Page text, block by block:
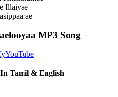
Illaiyae
MP3 Song
YouTube
Tamil & English